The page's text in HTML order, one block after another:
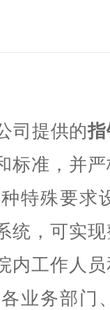
司提供的
标准，并
特殊要求
统，可实
内工作人
业务部门